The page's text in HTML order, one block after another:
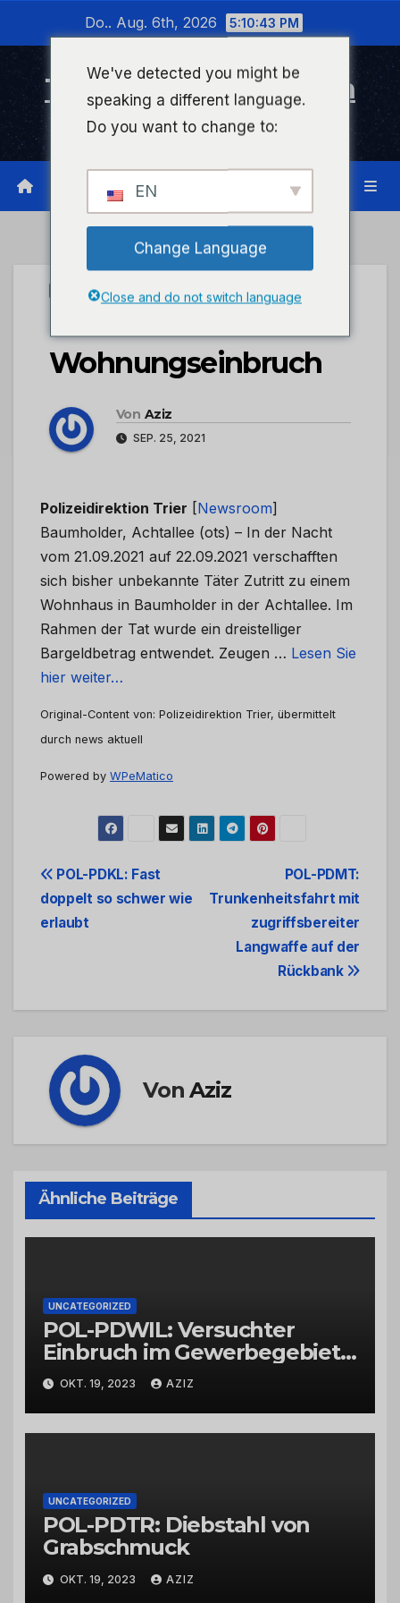
wechseln
Do.. Aug. 6th, 2026 5:10:44 PM
Timeline Bad Kreuznach
Infonetzwerk für Bad Kreuznach
UNCATEGORIZED
POL-PDTR:
Wohnungseinbruch
Von Aziz
SEP. 25, 2021
Polizeidirektion Trier [Newsroom]
Baumholder, Achtallee (ots) – In der Nacht
vom 21.09.2021 auf 22.09.2021 verschafften
sich bisher unbekannte Täter Zutritt zu einem
Wohnhaus in Baumholder in der Achtallee. Im
Rahmen der Tat wurde ein dreistelliger
Bargeldbetrag entwendet. Zeugen … Lesen Sie
hier weiter…
Original-Content von: Polizeidirektion Trier, übermittelt
durch news aktuell
Powered by WPeMatico
Beitrags-
Navigation
POL-PDMT:
Trunkenheitsfahrt mit
zugriffsbereiter
Langwaffe auf der
Rückbank
POL-PDKL: Fast
doppelt so schwer wie
erlaubt
VonAziz
Ähnliche Beiträge
UNCATEGORIZED
POL-PDWIL: Versuchter
Einbruch im Gewerbegebiet
Wittlich
OKT. 19, 2023 AZIZ
UNCATEGORIZED
POL-PDTR: Diebstahl von
Grabschmuck
OKT. 19, 2023 AZIZ
We've detected you might be
speaking a different language.
Do you want to change to:
EN
Change Language
Close and do not switch language